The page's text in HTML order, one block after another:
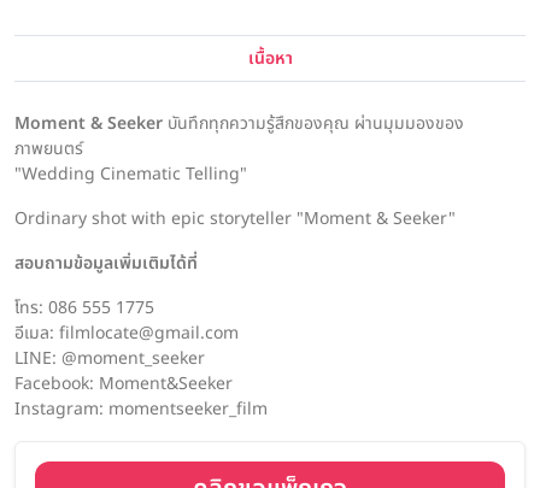
เนื้อหา
Moment & Seeker บันทึกทุกความรู้สึกของคุณ ผ่านมุมมองของ
ภาพยนตร์
"Wedding Cinematic Telling"
Ordinary shot with epic storyteller "Moment & Seeker"
สอบถามข้อมูลเพิ่มเติมได้ที่
โทร: 086 555 1775
อีเมล: filmlocate@gmail.com
LINE: @moment_seeker
Facebook: Moment&Seeker
Instagram: momentseeker_film